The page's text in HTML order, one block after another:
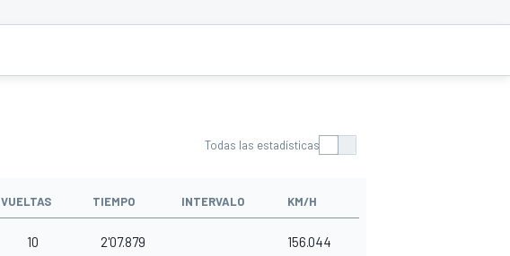
Todas las estadísticas
VUELTAS TIEMPO INTERVALO KM/H
10 2'07.879 156.044